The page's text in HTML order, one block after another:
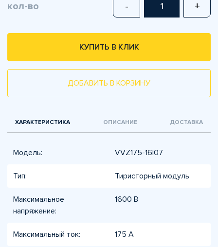
кол-во - +
КУПИТЬ В КЛИК
ДОБАВИТЬ В КОРЗИНУ
ХАРАКТЕРИСТИКА ОПИСАНИЕ ДОСТАВКА
Модель: VVZ175-16I07
Тип: Тиристорный модуль
Максимальное
напряжение:
1600 В
Максимальный ток: 175 А